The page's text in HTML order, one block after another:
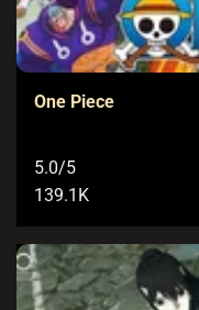
One Piece
5.0/5
139.1K